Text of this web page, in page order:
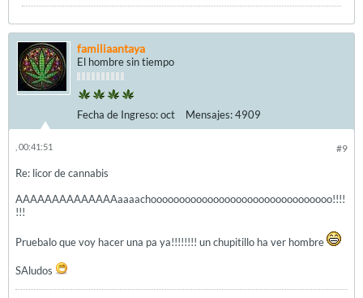
familiaantaya
El hombre sin tiempo
Fecha de Ingreso:oct Mensajes:4909
#9
, 00:41:51
Re: licor de cannabis
AAAAAAAAAAAAAAaaaachoooooooooooooooooooooooooooooooo!!!!
!!!
Pruebalo que voy hacer una pa ya!!!!!!!! un chupitillo ha ver hombre
SAludos